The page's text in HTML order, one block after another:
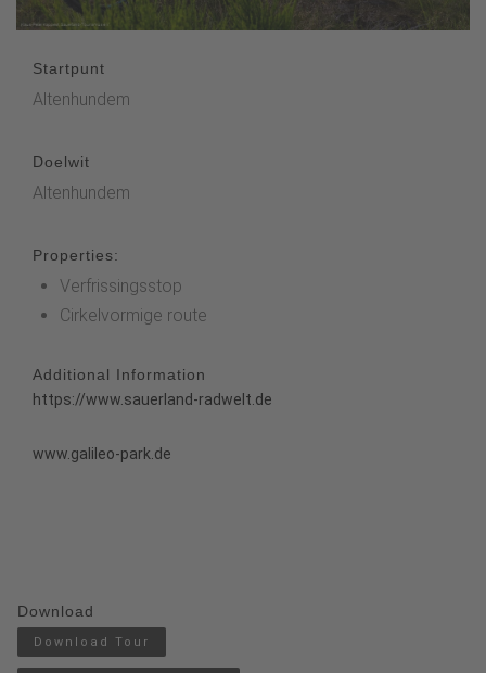
Startpunt
Altenhundem
Doelwit
Altenhundem
Properties:
Verfrissingsstop
Cirkelvormige route
Additional Information
https://www.sauerland-radwelt.de
www.galileo-park.de
Download
Download Tour